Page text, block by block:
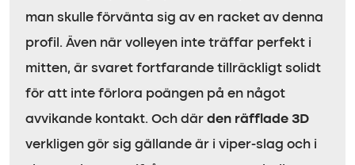
man skulle förvänta sig av en racket av denna
profil. Även när volleyen inte träffar perfekt i
mitten, är svaret fortfarande tillräckligt solidt
för att inte förlora poängen på en något
avvikande kontakt. Och där den räfflade 3D
verkligen gör sig gällande är i viper-slag och i